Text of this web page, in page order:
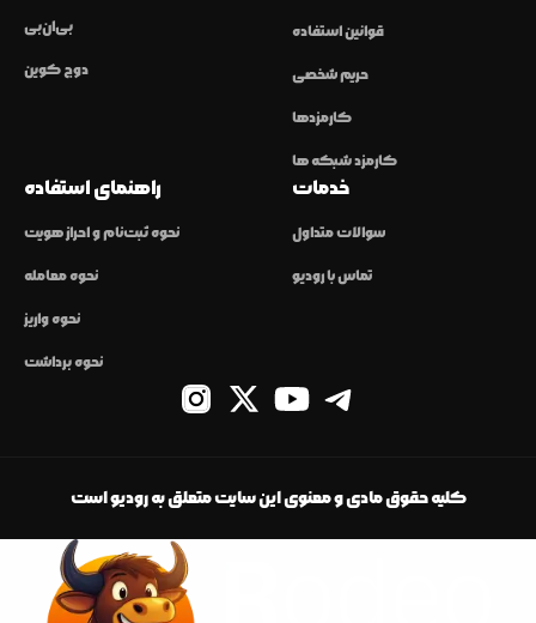
بی‌ان‌بی
دوج کوین
قوانین استفاده
حریم شخصی
کارمزدها
کارمزد شبکه ها
راهنمای استفاده
نحوه ثبت‌نام و احراز هویت
نحوه معامله
نحوه واریز
نحوه برداشت
خدمات
سوالات متداول
تماس با رودیو
کلیه حقوق مادی و معنوی این سایت متعلق به رودیو است